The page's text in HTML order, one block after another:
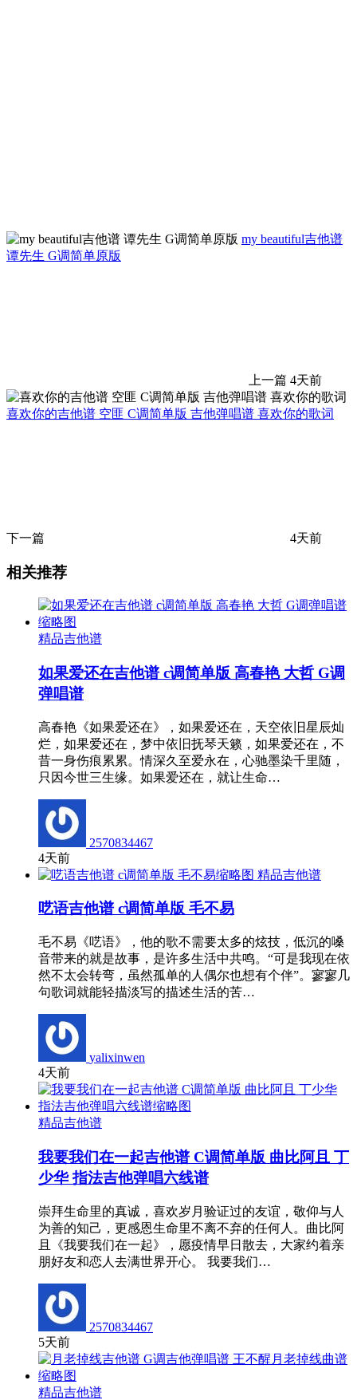
my beautiful吉他谱
谭先生 G调简单原版
上一篇 4天前
喜欢你的吉他谱 空匪 C调简单版 吉他弹唱谱 喜欢你的歌词
下一篇 4天前
相关推荐
精品吉他谱
如果爱还在吉他谱 c调简单版 高春艳 大哲 G调
弹唱谱
高春艳《如果爱还在》，如果爱还在，天空依旧星辰灿
烂，如果爱还在，梦中依旧抚琴天籁，如果爱还在，不
昔一身伤痕累累。情深久至爱永在，心驰墨染千里随，
只因今世三生缘。如果爱还在，就让生命…
2570834467
4天前
精品吉他谱
呓语吉他谱 c调简单版 毛不易
毛不易《呓语》，他的歌不需要太多的炫技，低沉的嗓
音带来的就是故事，是许多生活中共鸣。“可是我现在依
然不太会转弯，虽然孤单的人偶尔也想有个伴”。寥寥几
句歌词就能轻描淡写的描述生活的苦…
yalixinwen
4天前
精品吉他谱
我要我们在一起吉他谱 C调简单版 曲比阿且 丁
少华 指法吉他弹唱六线谱
崇拜生命里的真诚，喜欢岁月验证过的友谊，敬仰与人
为善的知己，更感恩生命里不离不弃的任何人。曲比阿
且《我要我们在一起》，愿疫情早日散去，大家约着亲
朋好友和恋人去满世界开心。 我要我们…
2570834467
5天前
精品吉他谱